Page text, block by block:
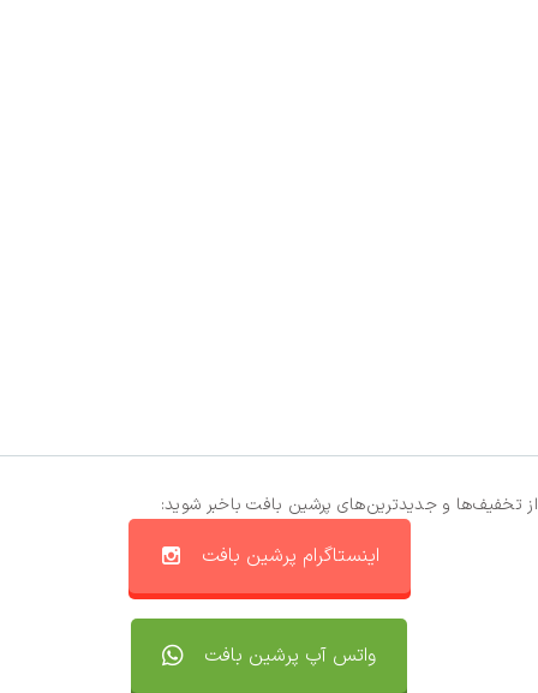
از تخفیف‌ها و جدیدترین‌های پرشین بافت باخبر شوید:
اینستاگرام پرشین بافت
واتس آپ پرشین بافت